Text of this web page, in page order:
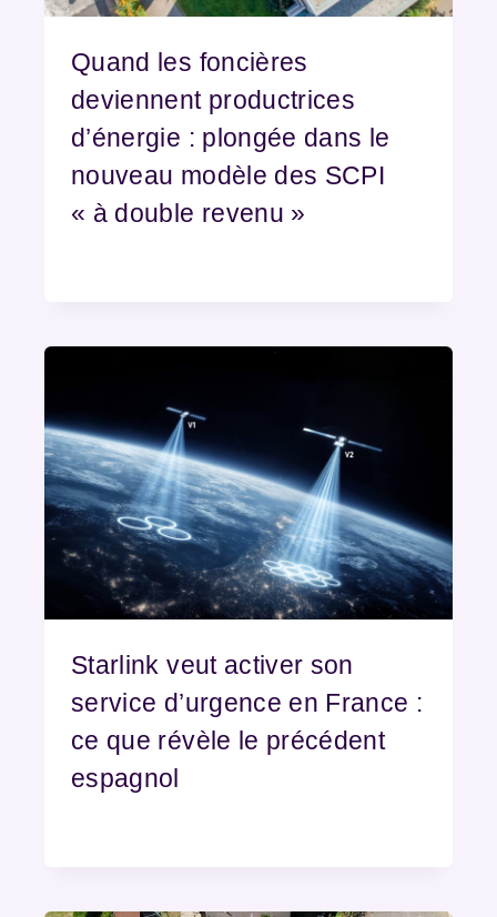
Quand les foncières
deviennent productrices
d’énergie : plongée dans le
nouveau modèle des SCPI
« à double revenu »
Starlink veut activer son
service d’urgence en France :
ce que révèle le précédent
espagnol